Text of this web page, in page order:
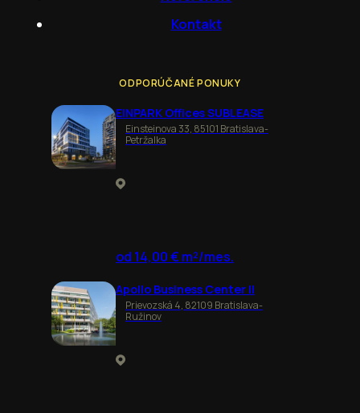
Kontakt
ODPORÚČANÉ PONUKY
EINPARK Offices SUBLEASE
Einsteinova 33, 85101 Bratislava-
Petržalka
od 14,00 € m²/mes.
Apollo Business Center II
Prievozská 4, 82109 Bratislava-
Ružinov